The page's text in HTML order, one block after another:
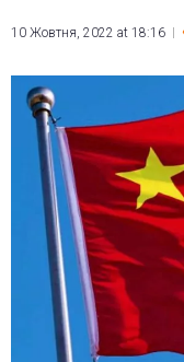
10 Жовтня, 2022 at 18:16